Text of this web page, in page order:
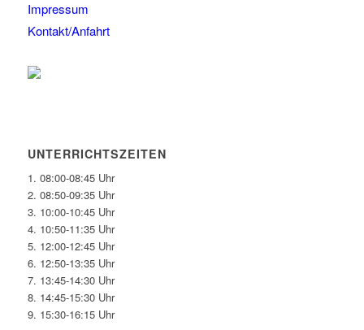
Impressum
Kontakt/Anfahrt
UNTERRICHTSZEITEN
1. 08:00-08:45 Uhr
2. 08:50-09:35 Uhr
3. 10:00-10:45 Uhr
4. 10:50-11:35 Uhr
5. 12:00-12:45 Uhr
6. 12:50-13:35 Uhr
7. 13:45-14:30 Uhr
8. 14:45-15:30 Uhr
9. 15:30-16:15 Uhr